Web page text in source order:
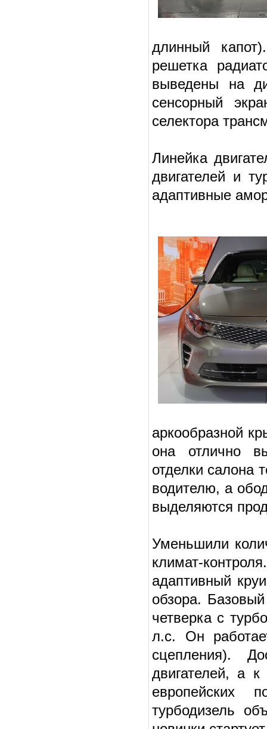
длинный
решетка
выведены на
сенсорный
селектора
Линейка
двигателей и
адаптивные
аркообразной
она отлично
отделки салона
водителю, а
выделяются
Уменьшили
климат-
адаптивный
обзора.
четверка с
л.с. Он
сцепления).
двигателей, а
европейских
турбодизель